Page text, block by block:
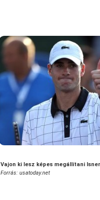
Vajon ki lesz képes megállítani
Forrás: usatoday.net